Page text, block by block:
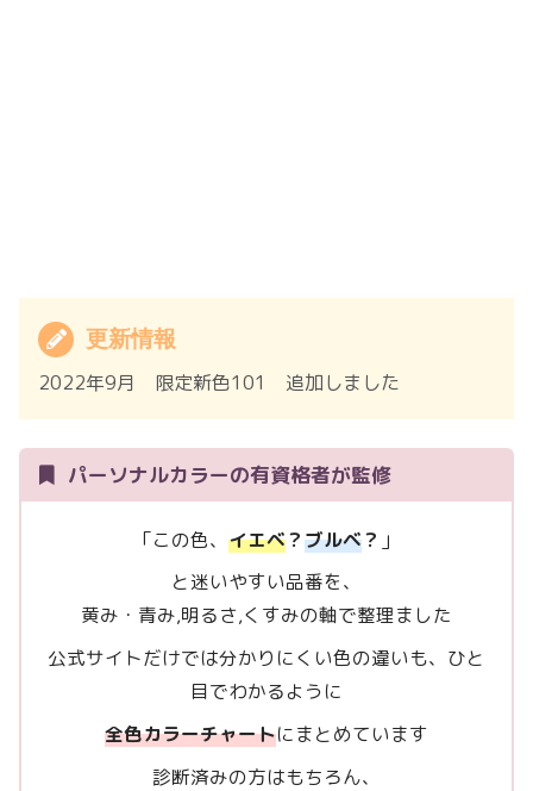
更新情報
2022年9月 限定新色101 追加しました
パーソナルカラーの有資格者が監修
「この色、 イエベ？ブルベ？ 」
と迷いやすい品番を、
黄み・青み,明るさ,くすみの軸で整理ました
公式サイトだけでは分かりにくい色の違いも、ひと
目でわかるように
全色カラーチャートにまとめています
診断済みの方はもちろん、